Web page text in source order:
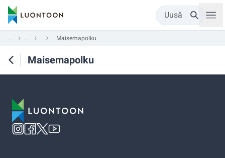
Uusâ
... ... Maisemapolku
Maisemapolku